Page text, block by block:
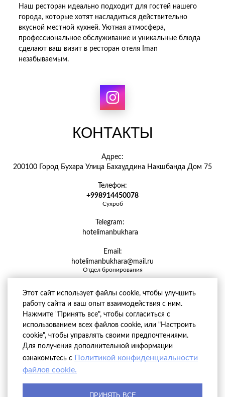
Этот сайт использует файлы cookie, чтобы улучшить
работу сайта и ваш опыт взаимодействия с ним.
Нажмите "Принять все", чтобы согласиться с
использованием всех файлов cookie, или "Настроить
cookie", чтобы управлять своими предпочтениями.
Для получения дополнительной информации
ознакомьтесь с Политикой конфиденциальности
файлов cookie.
ПРИНЯТЬ ВСЕ
Наш ресторан идеально подходит для гостей нашего
города, которые хотят насладиться действительно
вкусной местной кухней. Уютная атмосфера,
профессиональное обслуживание и уникальные блюда
сделают ваш визит в ресторан отеля Iman
незабываемым.
КОНТАКТЫ
Адрес:
200100 Город Бухара Улица Бахауддина Накшбанда Дом 75
Телефон:
+998914450078
Сухроб
Telegram:
hotelimanbukhara
Email:
hotelimanbukhara@mail.ru
Отдел бронирования